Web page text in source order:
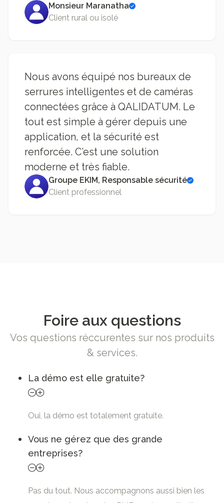
Monsieur Maranatha
Client rural ou isolé
Nous avons équipé nos bureaux de
serrures intelligentes et de caméras
connectées grâce à QALIDATUM. Le
tout est simple à gérer depuis une
application, et la sécurité est
renforcée. C’est une solution
moderne et très fiable.
Groupe EKIM, Responsable sécurité
Client professionnel
Foire aux questions
Vos questions réccurentes sur nos produits
& services.
La démo est elle gratuite?
Oui, la démo est totalement gratuite.
Vous ne gérez que des grande
entreprises?
Pas du tout. Nous accompagnons aussi bien les